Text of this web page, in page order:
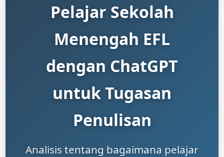
Pelajar Sekolah
Menengah EFL
dengan ChatGPT
untuk Tugasan
Penulisan
Analisis tentang bagaimana pelajar